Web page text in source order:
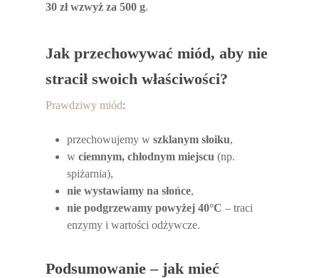
30 zł wzwyż za 500 g.
Jak przechowywać miód, aby nie
stracił swoich właściwości?
Prawdziwy miód:
przechowujemy wszklanym słoiku,
wciemnym, chłodnym miejscu (np.
spiżarnia),
nie wystawiamy na słońce,
nie podgrzewamy powyżej 40°C – traci
enzymy i wartości odżywcze.
Podsumowanie – jak mieć